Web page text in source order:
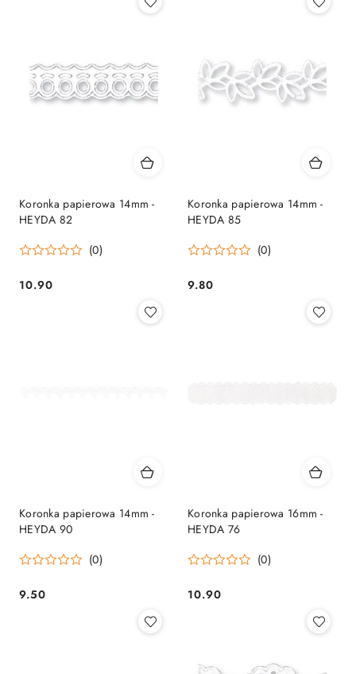
Koronka papierowa 14mm -
HEYDA 82
(0)
Cena:
10.90
Koronka papierowa 14mm -
HEYDA 85
(0)
Cena:
9.80
Koronka papierowa 14mm -
HEYDA 90
(0)
Cena:
9.50
Koronka papierowa 16mm -
HEYDA 76
(0)
Cena:
10.90